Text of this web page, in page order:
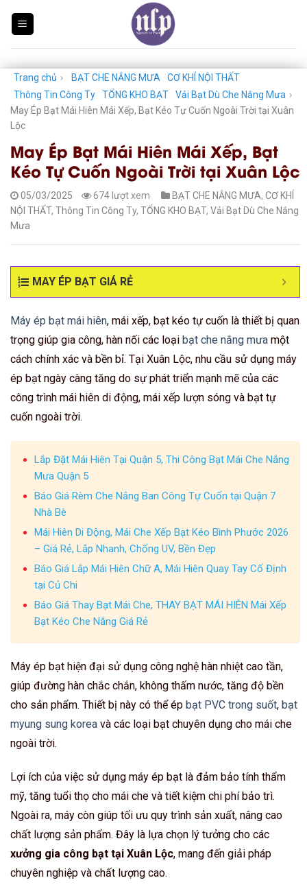
Trang chủ › BẠT CHE NẮNG MƯA
CƠ KHÍ NỘI THẤT
Thông Tin Công Ty
TỔNG KHO BẠT Vải Bạt Dù Che Nắng Mưa ›
May Ép Bạt Mái Hiên Mái Xếp, Bạt Kéo Tự Cuốn Ngoài Trời tại Xuân
Lộc
May Ép Bạt Mái Hiên Mái Xếp, Bạt
Kéo Tự Cuốn Ngoài Trời tại Xuân Lộc
05/03/2025 674 lượt xem BẠT CHE NẮNG MƯA, CƠ KHÍ
NỘI THẤT, Thông Tin Công Ty, TỔNG KHO BẠT, Vải Bạt Dù Che Nắng
Mưa
MAY ÉP BẠT GIÁ RẺ
Máy ép bạt mái hiên, mái xếp, bạt kéo tự cuốn là thiết bị quan
trọng giúp gia công, hàn nối các loại bạt che nắng mưa một
cách chính xác và bền bỉ. Tại Xuân Lộc, nhu cầu sử dụng máy
ép bạt ngày càng tăng do sự phát triển mạnh mẽ của các
công trình mái hiên di động, mái xếp lượn sóng và bạt tự
cuốn ngoài trời.
Lắp Đặt Mái Hiên Tại Quận 5, Thi Công Bạt Mái Che Nắng
Mưa Quận 5
Báo Giá Rèm Che Nắng Ban Công Tự Cuốn tại Quận 7
Nhà Bè
Mái Hiên Di Động, Mái Che Xếp Bạt Kéo Bình Phước 2026
– Giá Rẻ, Lắp Nhanh, Chống UV, Bền Đẹp
Báo Giá Lắp Mái Hiên Chữ A, Mái Hiên Quay Tay Cố Định
tại Củ Chi
Báo Giá Thay Bạt Mái Che, THAY BẠT MÁI HIÊN Mái Xếp
Bạt Kéo Che Nắng Giá Rẻ
Máy ép bạt hiện đại sử dụng công nghệ hàn nhiệt cao tần,
giúp đường hàn chắc chắn, không thấm nước, tăng độ bền
cho sản phẩm. Thiết bị này có thể ép bạt PVC trong suốt, bạt
myung sung korea và các loại bạt chuyên dụng cho mái che
ngoài trời.
Lợi ích của việc sử dụng máy ép bạt là đảm bảo tính thẩm
mỹ, tăng tuổi thọ cho mái che và tiết kiệm chi phí bảo trì.
Ngoài ra, máy còn giúp tối ưu quy trình sản xuất, nâng cao
chất lượng sản phẩm. Đây là lựa chọn lý tưởng cho các
xưởng gia công bạt tại Xuân Lộc, mang đến giải pháp
chuyên nghiệp và chất lượng cao.